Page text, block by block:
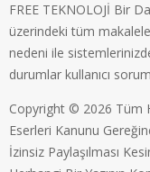
FREE TEKNOLOJİ Bir
üzerindeki tüm
nedeni ile
durumlar kullanıcı
Copyright © 2026 Tüm
Eserleri Kanunu
İzinsiz Paylaşılması